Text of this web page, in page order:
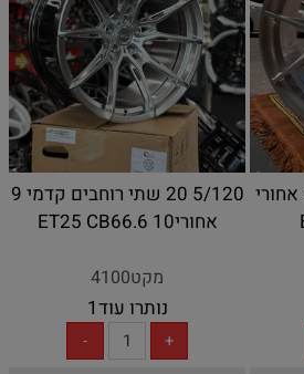
5/112 20 רוחב קדמי 9 אחורי
5/120 20 שתי רוחבים קדמי 9
אחורי10 ET25 CB66.6
מקט4100
נותרו עוד1